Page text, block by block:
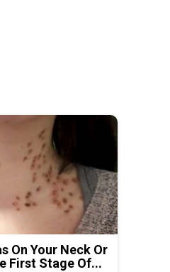
On Your Neck Or
First Stage Of...